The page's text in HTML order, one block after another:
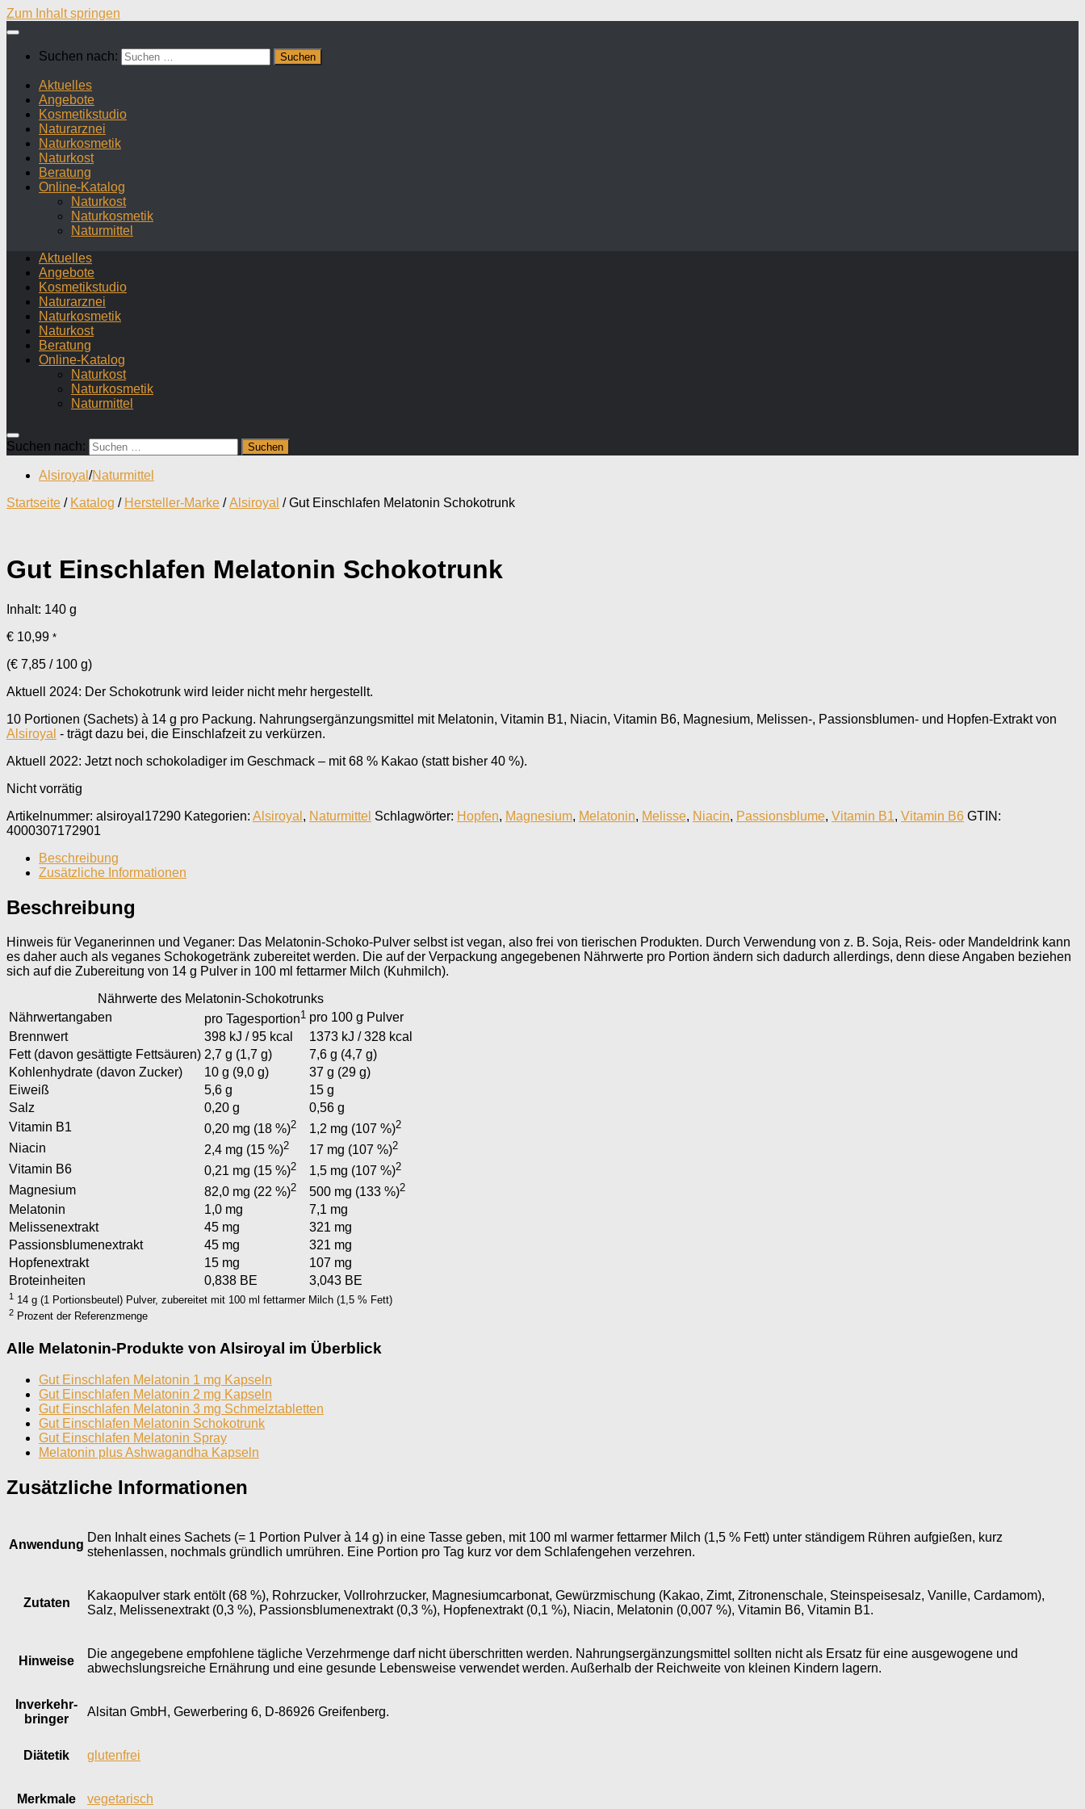
Zum Inhalt springen
Suchen nach:
Aktuelles
Angebote
Kosmetikstudio
Naturarznei
Naturkosmetik
Naturkost
Beratung
Online-Katalog
Naturkost
Naturkosmetik
Naturmittel
Aktuelles
Angebote
Kosmetikstudio
Naturarznei
Naturkosmetik
Naturkost
Beratung
Online-Katalog
Naturkost
Naturkosmetik
Naturmittel
Suchen nach:
Alsiroyal /Naturmittel
Startseite / Katalog / Hersteller-Marke /Alsiroyal / Gut Einschlafen Melatonin Schokotrunk
Gut Einschlafen Melatonin Schokotrunk
Inhalt: 140 g
€ 10,99 *
(€ 7,85 / 100 g)
Aktuell 2024: Der Schokotrunk wird leider nicht mehr hergestellt.
10 Portionen (Sachets) à 14 g pro Packung. Nahrungsergänzungsmittel mit Melatonin, Vitamin B1, Niacin, Vitamin B6, Magnesium, Melissen-, Passionsblumen- und Hopfen-Extrakt von
Alsiroyal - trägt dazu bei, die Einschlafzeit zu verkürzen.
Aktuell 2022: Jetzt noch schokoladiger im Geschmack – mit 68 % Kakao (statt bisher 40 %).
Nicht vorrätig
Artikelnummer: alsiroyal17290 Kategorien: Alsiroyal , Naturmittel Schlagwörter: Hopfen, Magnesium, Melatonin, Melisse, Niacin, Passionsblume, Vitamin B1, Vitamin B6 GTIN:
4000307172901
Beschreibung
Zusätzliche Informationen
Beschreibung
Hinweis für Veganerinnen und Veganer: Das Melatonin-Schoko-Pulver selbst ist vegan, also frei von tierischen Produkten. Durch Verwendung von z. B. Soja, Reis- oder Mandeldrink kann
es daher auch als veganes Schokogetränk zubereitet werden. Die auf der Verpackung angegebenen Nährwerte pro Portion ändern sich dadurch allerdings, denn diese Angaben beziehen
sich auf die Zubereitung von 14 g Pulver in 100 ml fettarmer Milch (Kuhmilch).
Nährwerte des Melatonin-Schokotrunks
Nährwertangaben
pro Tagesportion1 pro 100 g Pulver
Brennwert
398 kJ / 95 kcal
1373 kJ / 328 kcal
Fett (davon gesättigte Fettsäuren) 2,7 g (1,7 g)
7,6 g (4,7 g)
Kohlenhydrate (davon Zucker)
10 g (9,0 g)
37 g (29 g)
Eiweiß
5,6 g
15 g
Salz
0,20 g
0,56 g
Vitamin B1
0,20 mg (18 %)2 1,2 mg (107 %)2
Niacin 2,4 mg (15 %)2 17 mg (107 %)2
Vitamin B6 0,21 mg (15 %)2 1,5 mg (107 %)2
Magnesium 82,0 mg (22 %)2 500 mg (133 %)2
Melatonin 1,0 mg
7,1 mg
Melissenextrakt
45 mg
321 mg
Passionsblumenextrakt
45 mg
321 mg
Hopfenextrakt
15 mg
107 mg
Broteinheiten
0,838 BE 3,043 BE
1 14 g (1 Portionsbeutel) Pulver, zubereitet mit 100 ml fettarmer Milch (1,5 % Fett)
2 Prozent der Referenzmenge
Alle Melatonin-Produkte von Alsiroyal im Überblick
Gut Einschlafen Melatonin 1 mg Kapseln
Gut Einschlafen Melatonin 2 mg Kapseln
Gut Einschlafen Melatonin 3 mg Schmelztabletten
Gut Einschlafen Melatonin Schokotrunk
Gut Einschlafen Melatonin Spray
Melatonin plus Ashwagandha Kapseln
Zusätzliche Informationen
Anwendung
Den Inhalt eines Sachets (= 1 Portion Pulver à 14 g) in eine Tasse geben, mit 100 ml warmer fettarmer Milch (1,5 % Fett) unter ständigem Rühren aufgießen, kurz
stehenlassen, nochmals gründlich umrühren. Eine Portion pro Tag kurz vor dem Schlafengehen verzehren.
Zutaten
Kakaopulver stark entölt (68 %), Rohrzucker, Vollrohrzucker, Magnesiumcarbonat, Gewürzmischung (Kakao, Zimt, Zitronenschale, Steinspeisesalz, Vanille, Cardamom),
Salz, Melissenextrakt (0,3 %), Passionsblumenextrakt (0,3 %), Hopfenextrakt (0,1 %), Niacin, Melatonin (0,007 %), Vitamin B6, Vitamin B1.
Hinweise
Die angegebene empfohlene tägliche Verzehrmenge darf nicht überschritten werden. Nahrungsergänzungsmittel sollten nicht als Ersatz für eine ausgewogene und
abwechslungsreiche Ernährung und eine gesunde Lebensweise verwendet werden. Außerhalb der Reichweite von kleinen Kindern lagern.
Inverkehr­
bringer
Alsitan GmbH, Gewerbering 6, D-86926 Greifenberg.
Diätetik glutenfrei
Merkmale vegetarisch